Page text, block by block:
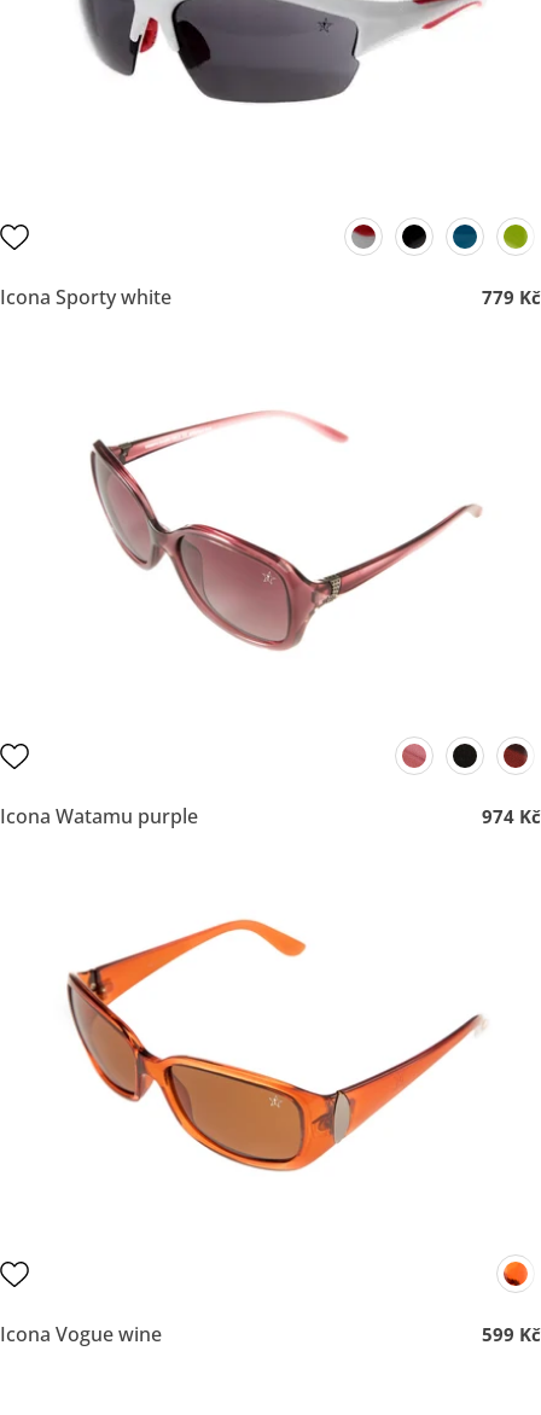
Icona Sporty white 779 Kč
Icona Watamu purple 974 Kč
Icona Vogue wine 599 Kč